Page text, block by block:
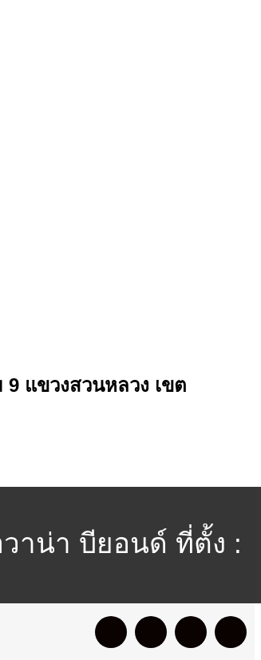
แขวงสวนหลวง เขต
าน่า บียอนด์ ที่ตั้ง :